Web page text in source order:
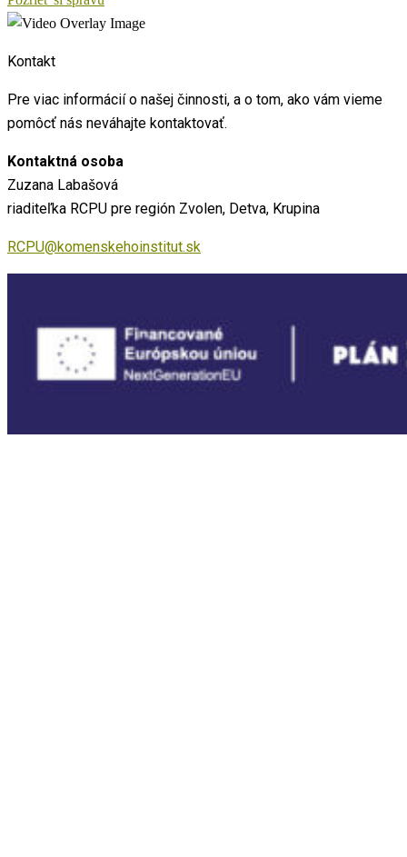
Kontakt
Pre viac informácií o našej činnosti, a o tom, ako vám vieme
pomôcť nás neváhajte kontaktovať.
Kontaktná osoba
Zuzana Labašová
riaditeľka RCPU pre región Zvolen, Detva, Krupina
RCPU@komenskehoinstitut.sk